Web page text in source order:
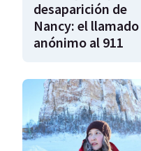
desaparición de
Nancy: el llamado
anónimo al 911